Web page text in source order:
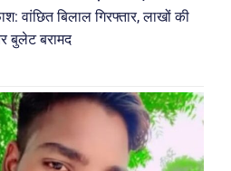
वांछित बिलाल गिरफ्तार, लाखों की
बुलेट बरामद